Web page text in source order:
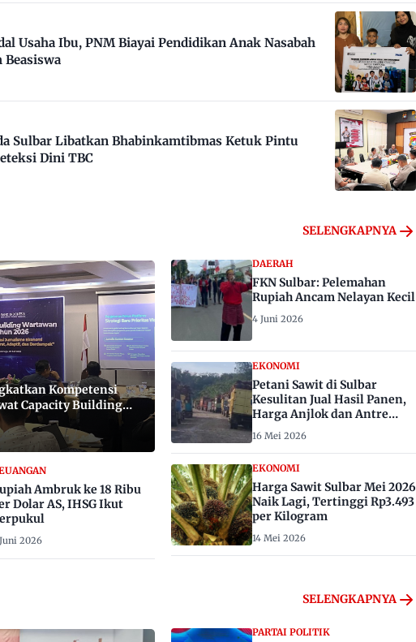
Usaha Ibu, PNM Biayai Pendidikan Anak Nasabah
Beasiswa
Sulbar Libatkan Bhabinkamtibmas Ketuk Pintu
Dini TBC
SELENGKAPNYA
Kompetensi
Capacity Building
Ambruk ke 18 Ribu
Dolar AS, IHSG Ikut
2026
DAERAH
FKN Sulbar: Pelemahan
Rupiah Ancam Nelayan Kecil
4 Juni 2026
EKONOMI
Petani Sawit di Sulbar
Kesulitan Jual Hasil Panen,
Harga Anjlok dan Antre
16 Mei 2026
EKONOMI
Harga Sawit Sulbar Mei 2026
Naik Lagi, Tertinggi Rp3.493
per Kilogram
14 Mei 2026
SELENGKAPNYA
PARTAI POLITIK